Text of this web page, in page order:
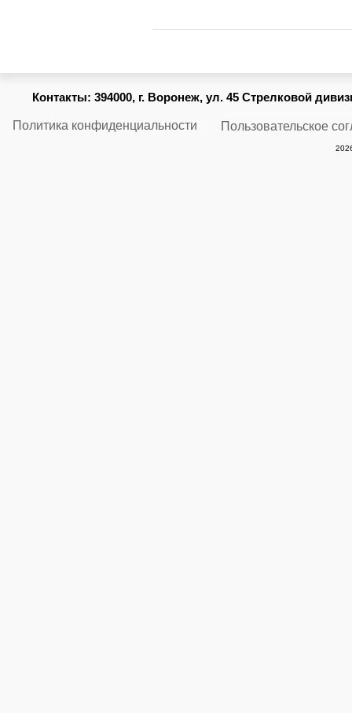
Контакты: 394000, г. Воронеж, ул. 45 Стрелковой
Политика конфиденциальности Пользовательское